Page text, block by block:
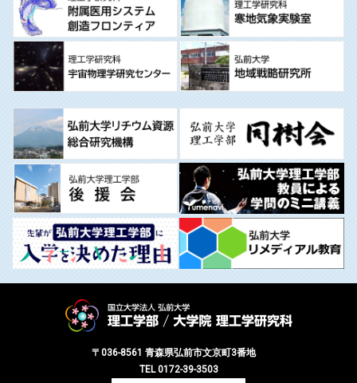
〒036-8561 青森県弘前市文京町3番地
TEL 0172-39-3503